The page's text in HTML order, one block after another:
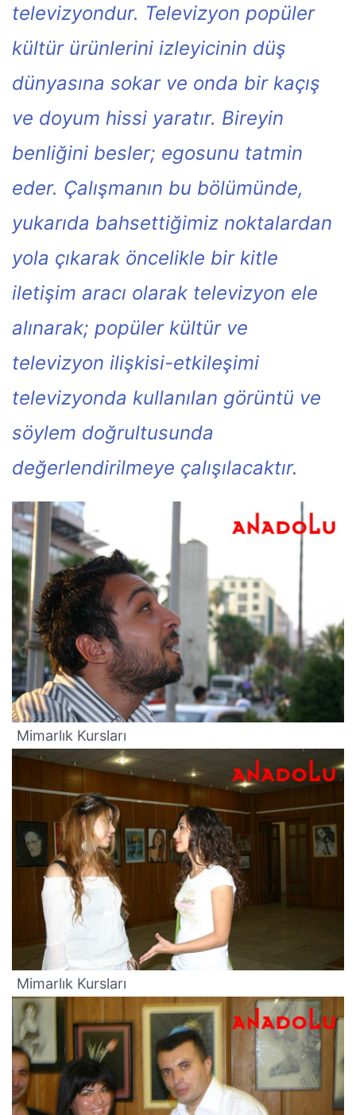
televizyondur. Televizyon popüler
kültür ürünlerini izleyicinin düş
dünyasına sokar ve onda bir kaçış
ve doyum hissi yaratır. Bireyin
benliğini besler; egosunu tatmin
eder. Çalışmanın bu bölümünde,
yukarıda bahsettiğimiz noktalardan
yola çıkarak öncelikle bir kitle
iletişim aracı olarak televizyon ele
alınarak; popüler kültür ve
televizyon ilişkisi-etkileşimi
televizyonda kullanılan görüntü ve
söylem doğrultusunda
değerlendirilmeye çalışılacaktır.
Mimarlık Kursları
Mimarlık Kursları